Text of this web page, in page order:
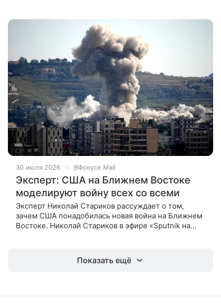
30 июля 2026 ВФокусе Mail
Эксперт: США на Ближнем Востоке
моделируют войну всех со всеми
Эксперт Николай Стариков рассуждает о том,
зачем США понадобилась новая война на Ближнем
Востоке. Николай Стариков в эфире «Sputnik на
Показать ещё